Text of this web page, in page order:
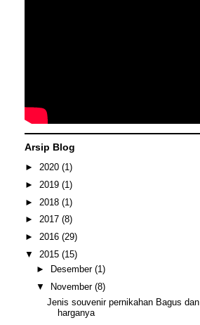
Arsip Blog
► 2020 (1)
► 2019 (1)
► 2018 (1)
► 2017 (8)
► 2016 (29)
▼ 2015 (15)
►
Desember (1)
▼
November (8)
Jenis souvenir pernikahan Bagus dan
harganya